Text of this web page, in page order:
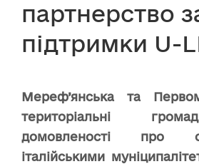
партнерство
підтримки U-
Мереф’янська та
територіальні
домовленості про
італійськими